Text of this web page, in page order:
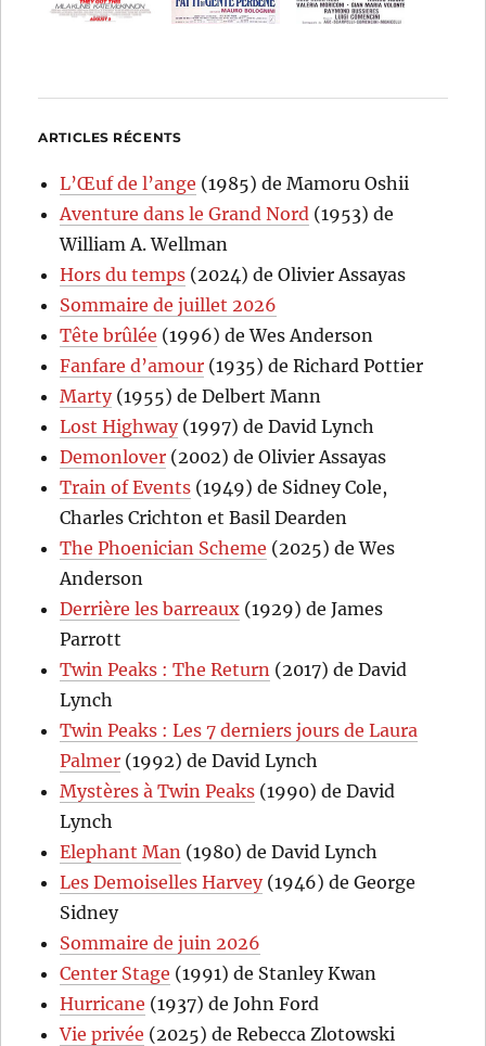
ARTICLES RÉCENTS
L’Œuf de l’ange (1985) de Mamoru Oshii
Aventure dans le Grand Nord (1953) de
William A. Wellman
Hors du temps (2024) de Olivier Assayas
Sommaire de juillet 2026
Tête brûlée (1996) de Wes Anderson
Fanfare d’amour (1935) de Richard Pottier
Marty(1955) de Delbert Mann
Lost Highway(1997) de David Lynch
Demonlover (2002) de Olivier Assayas
Train of Events (1949) de Sidney Cole,
Charles Crichton et Basil Dearden
The Phoenician Scheme (2025) de Wes
Anderson
Derrière les barreaux (1929) de James
Parrott
Twin Peaks : The Return (2017) de David
Lynch
Twin Peaks : Les 7 derniers jours de Laura
Palmer (1992) de David Lynch
Mystères à Twin Peaks (1990) de David
Lynch
Elephant Man (1980) de David Lynch
Les Demoiselles Harvey(1946) de George
Sidney
Sommaire de juin 2026
Center Stage (1991) de Stanley Kwan
Hurricane (1937) de John Ford
Vie privée (2025) de Rebecca Zlotowski